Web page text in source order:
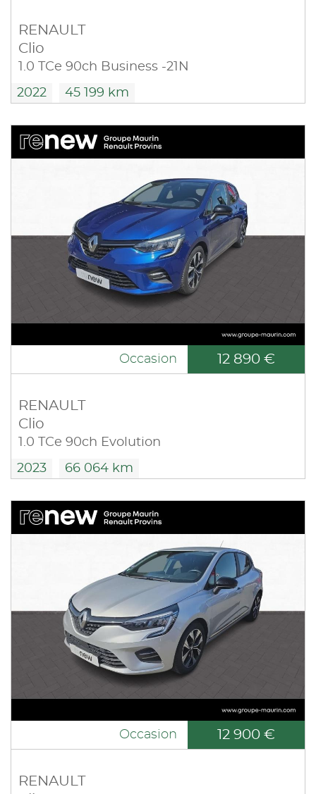
RENAULT
Clio
1.0 TCe 90ch Business -21N
2022 45 199 km
Occasion 12 890 €
RENAULT
Clio
1.0 TCe 90ch Evolution
2023 66 064 km
Occasion 12 900 €
RENAULT